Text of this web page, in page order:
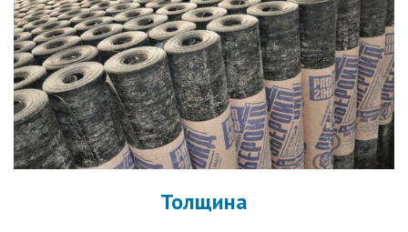
Толщина